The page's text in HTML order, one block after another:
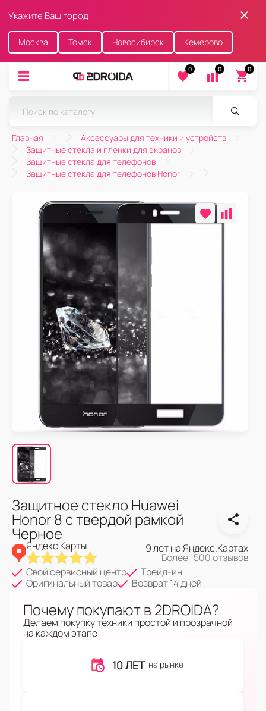
Укажите Ваш город
Москва Томск Новосибирск Кемерово
0 0 0
Главная
Аксессуары для техники и устройств
Защитные стекла и пленки для экранов
Защитные стекла для телефонов
Защитные стекла для телефонов Honor
Защитное стекло Huawei
Honor 8 с твердой рамкой
Черное
Яндекс Карты 9 лет на Яндекс.Картах
Более 1500 отзывов
Свой сервисный центр
Трейд-ин
Оригинальный товар
Возврат 14 дней
Почему покупают в 2DROIDA?
Делаем покупку техники простой и прозрачной
на каждом этапе
10 ЛЕТ на рынке